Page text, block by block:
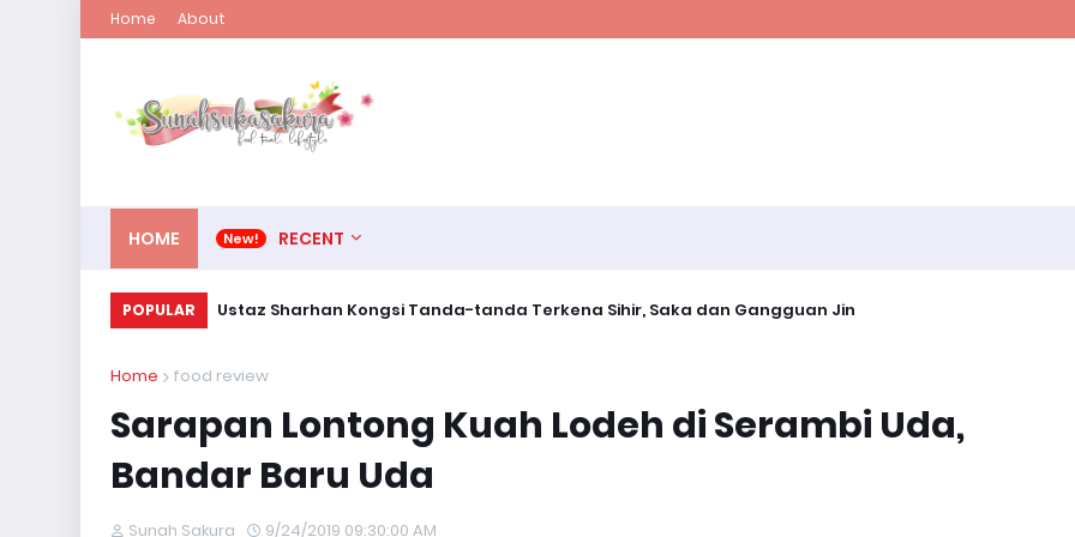
Home About
HOME RECENT
POPULAR Ustaz Sharhan Kongsi Tanda-tanda Terkena Sihir, Saka dan Gangguan Jin
Home food review
Sarapan Lontong Kuah Lodeh di Serambi Uda,
Bandar Baru Uda
Sunah Sakura 9/24/2019 09:30:00 AM